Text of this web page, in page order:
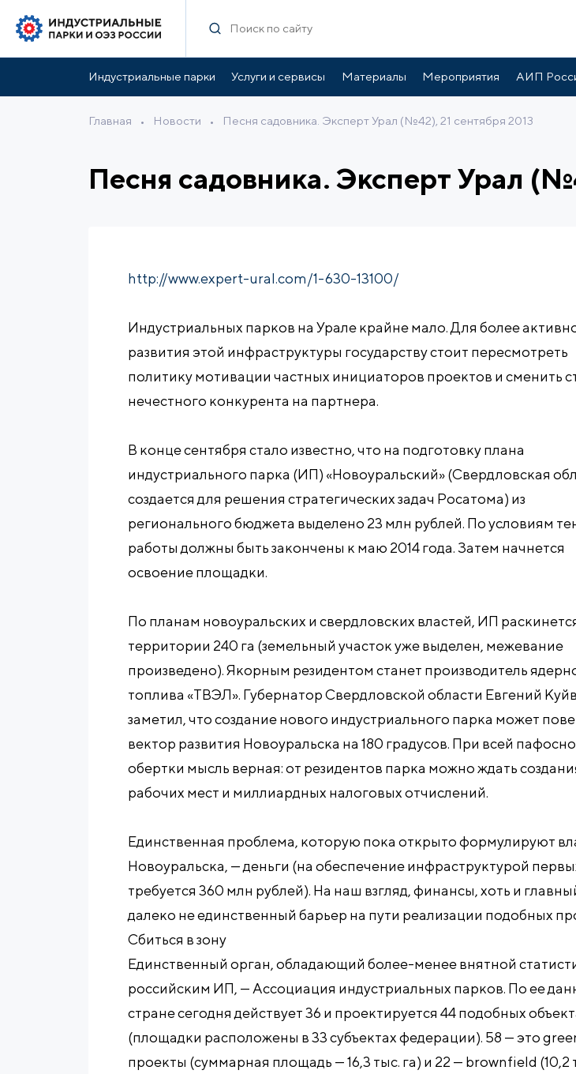
Индустриальные парки Услуги и сервисы Материалы Мероприятия АИП
Главная • Новости • Песня садовника. Эксперт Урал (№42), 21 сентября 2013
Песня садовника. Эксперт Урал
http://www.expert-ural.com/1-630-13100/
Индустриальных парков на Урале крайне мало. Для более
развития этой инфраструктуры государству стоит пересмотреть
политику мотивации частных инициаторов проектов и сменить
нечестного конкурента на партнера.
В конце сентября стало известно, что на подготовку плана
индустриального парка (ИП) «Новоуральский» (Свердловская
создается для решения стратегических задач Росатома) из
регионального бюджета выделено 23 млн рублей. По условиям
работы должны быть закончены к маю 2014 года. Затем начнется
освоение площадки.
По планам новоуральских и свердловских властей, ИП
территории 240 га (земельный участок уже выделен, межевание
произведено). Якорным резидентом станет производитель
топлива «ТВЭЛ». Губернатор Свердловской области Евгений
заметил, что создание нового индустриального парка может
вектор развития Новоуральска на 180 градусов. При всей
обертки мысль верная: от резидентов парка можно ждать
рабочих мест и миллиардных налоговых отчислений.
Единственная проблема, которую пока открыто формулируют
Новоуральска, — деньги (на обеспечение инфраструктурой
требуется 360 млн рублей). На наш взгляд, финансы, хоть и
далеко не единственный барьер на пути реализации подобных
Сбиться в зону
Единственный орган, обладающий более-менее внятной
российским ИП, — Ассоциация индустриальных парков. По ее
стране сегодня действует 36 и проектируется 44 подобных
(площадки расположены в 33 субъектах федерации). 58 — это
проекты (суммарная площадь — 16,3 тыс. га) и 22 — brownfield (10,2